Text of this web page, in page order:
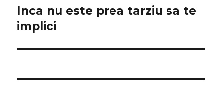
Articolul
următor:
Inca nu este prea tarziu sa te
implici